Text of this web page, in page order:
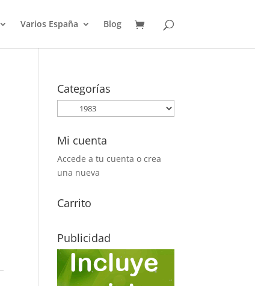
Varios España Blog
Categorías
Mi cuenta
Accede a tu cuenta o crea
una nueva
Carrito
Publicidad